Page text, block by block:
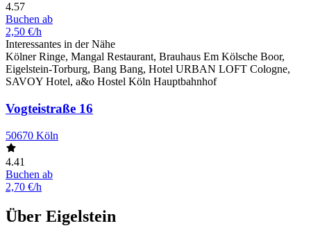
4.57
Buchen ab
2,50 €/h
Interessantes in der Nähe
Kölner Ringe, Mangal Restaurant, Brauhaus Em Kölsche Boor,
Eigelstein-Torburg, Bang Bang, Hotel URBAN LOFT Cologne,
SAVOY Hotel, a&o Hostel Köln Hauptbahnhof
Vogteistraße 16
50670 Köln
4.41
Buchen ab
2,70 €/h
Über Eigelstein